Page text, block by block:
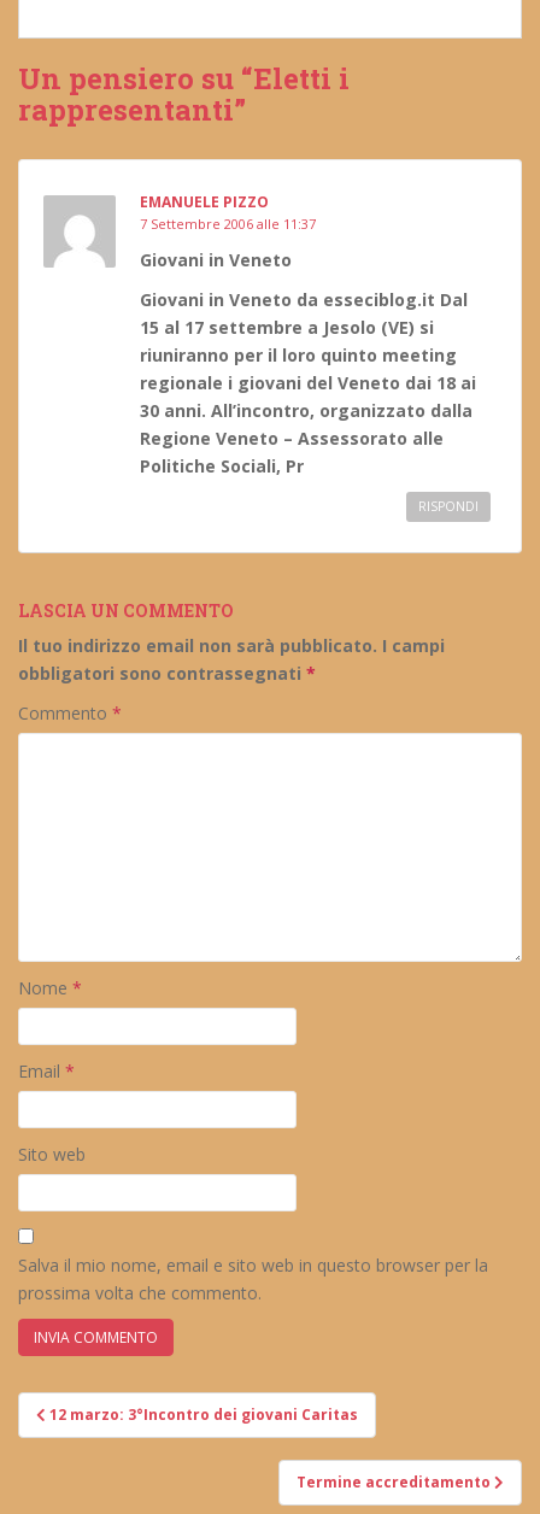
Un pensiero su “Eletti i
rappresentanti”
EMANUELE PIZZO
7 Settembre 2006 alle 11:37
Giovani in Veneto
Giovani in Veneto da esseciblog.it Dal
15 al 17 settembre a Jesolo (VE) si
riuniranno per il loro quinto meeting
regionale i giovani del Veneto dai 18 ai
30 anni. All’incontro, organizzato dalla
Regione Veneto – Assessorato alle
Politiche Sociali, Pr
RISPONDI
LASCIA UN COMMENTO
Il tuo indirizzo email non sarà pubblicato. I campi
obbligatori sono contrassegnati *
Commento *
Nome *
Email *
Sito web
Salva il mio nome, email e sito web in questo browser per la
prossima volta che commento.
Navigazione
articoli
12 marzo: 3°Incontro dei giovani Caritas
Termine accreditamento